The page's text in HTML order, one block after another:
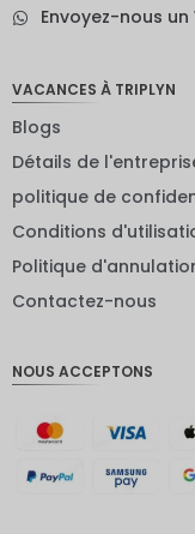
Envoyez-nous
VACANCES À TRIPLYN
Blogs
Détails de
politique de
Conditions
Politique
Contactez-nous
NOUS ACCEPTONS